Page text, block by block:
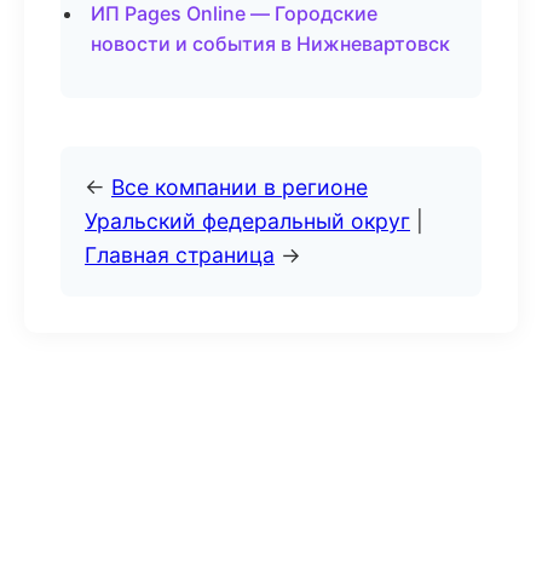
ИП Pages Online — Городские
новости и события в Нижневартовск
← Все компании в регионе
Уральский федеральный округ
Главная страница →